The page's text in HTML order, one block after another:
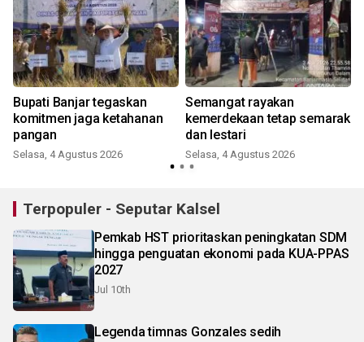
Bupati Banjar tegaskan
komitmen jaga ketahanan
pangan
Selasa, 4 Agustus 2026
Semangat rayakan
kemerdekaan tetap semarak
dan lestari
Selasa, 4 Agustus 2026
Terpopuler - Seputar Kalsel
Pemkab HST prioritaskan peningkatan SDM
hingga penguatan ekonomi pada KUA-PPAS
2027
Jul 10th
Legenda timnas Gonzales sedih